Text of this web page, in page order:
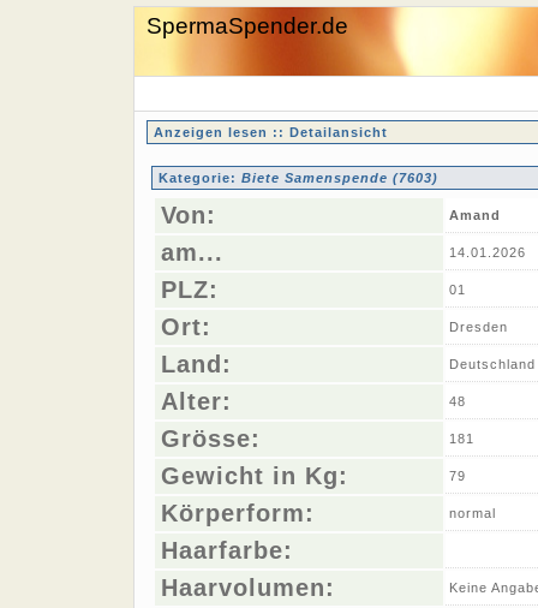
SpermaSpender.de
Anzeigen lesen :: Detailansicht
Kategorie: Biete Samenspende (7603)
Von: Amand
am... 14.01.2026
PLZ: 01
Ort: Dresden
Land: Deutschland
Alter: 48
Grösse: 181
Gewicht in Kg: 79
Körperform: normal
Haarfarbe:
Haarvolumen:
Keine